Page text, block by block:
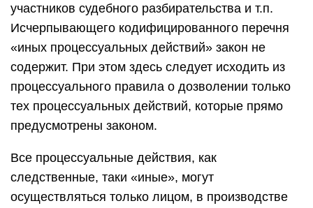
участников судебного разбирательства и т.п.
Исчерпывающего кодифицированного перечня
«иных процессуальных действий» закон не
содержит. При этом здесь следует исходить из
процессуального правила о дозволении только
тех процессуальных действий, которые прямо
предусмотрены законом.
Все процессуальные действия, как
следственные, таки «иные», могут
осуществляться только лицом, в производстве